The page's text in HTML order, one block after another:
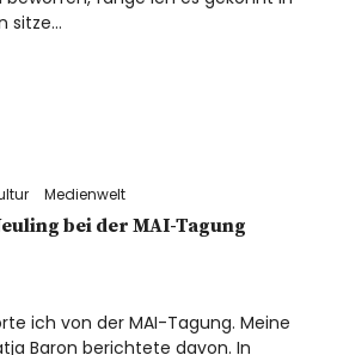
sitze…
Medienwelt
bei der MAI-Tagung
ich von der MAI-Tagung. Meine
Baron berichtete davon. In